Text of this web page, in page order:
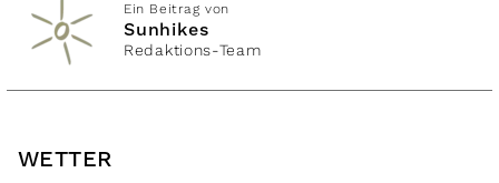
Ein Beitrag von
Sunhikes
Redaktions-Team
WETTER